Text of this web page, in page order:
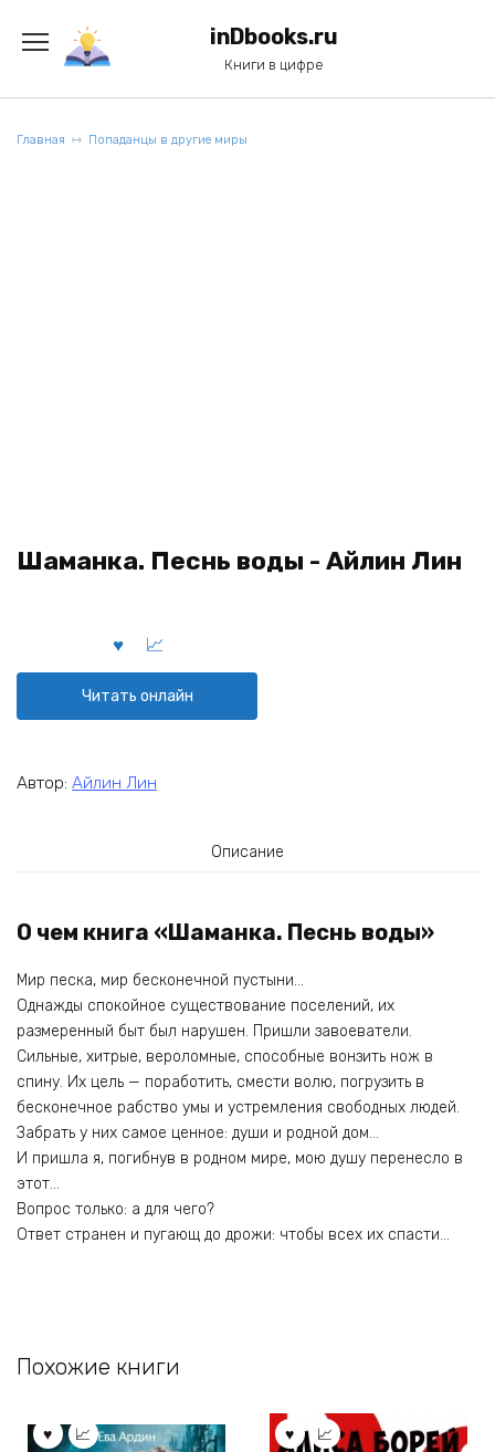
содержанию
inDbooks.ru
Книги в цифре
Главная Попаданцы в другие миры
Шаманка. Песнь воды - Айлин Лин
Читать онлайн
Автор: Айлин Лин
Описание
О чем книга «Шаманка. Песнь воды»
Мир песка, мир бесконечной пустыни…
Однажды спокойное существование поселений, их
размеренный быт был нарушен. Пришли завоеватели.
Сильные, хитрые, вероломные, способные вонзить нож в
спину. Их цель — поработить, смести волю, погрузить в
бесконечное рабство умы и устремления свободных людей.
Забрать у них самое ценное: души и родной дом…
И пришла я, погибнув в родном мире, мою душу перенесло в
этот…
Вопрос только: а для чего?
Ответ странен и пугающ до дрожи: чтобы всех их спасти…
Похожие книги